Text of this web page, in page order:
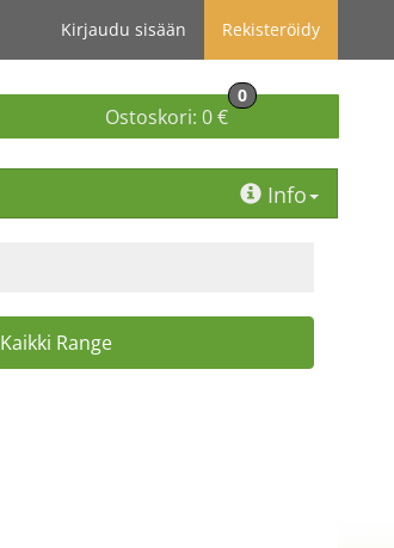
Kirjaudu sisään Rekisteröidy
Ostoskori: 0 €
0
Info
Kaikki Range